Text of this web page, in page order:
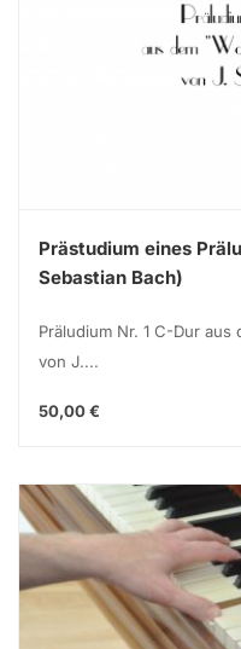
Prästudium eines
Sebastian Bach)
Präludium Nr. 1 C-Dur
von J....
50,00 €